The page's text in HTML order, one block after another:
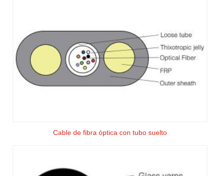
Cable de fibra óptica con tubo suelto